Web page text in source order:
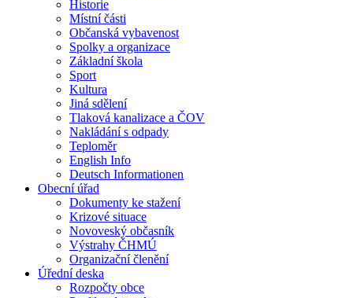
Historie
Místní části
Občanská vybavenost
Spolky a organizace
Základní škola
Sport
Kultura
Jiná sdělení
Tlaková kanalizace a ČOV
Nakládání s odpady
Teploměr
English Info
Deutsch Informationen
Obecní úřad
Dokumenty ke stažení
Krizové situace
Novoveský občasník
Výstrahy ČHMÚ
Organizační členění
Úřední deska
Rozpočty obce